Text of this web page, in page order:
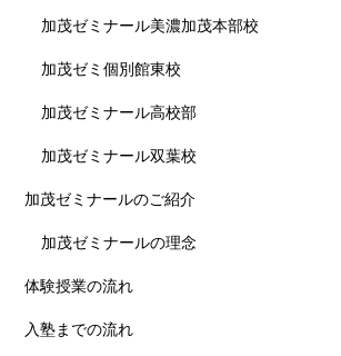
加茂ゼミナール美濃加茂本部校
加茂ゼミ個別館東校
加茂ゼミナール高校部
加茂ゼミナール双葉校
加茂ゼミナールのご紹介
加茂ゼミナールの理念
体験授業の流れ
入塾までの流れ